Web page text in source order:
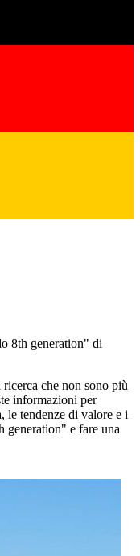
8th generation" di
che non sono più
informazioni per
le tendenze di valore e i
generation" e fare una